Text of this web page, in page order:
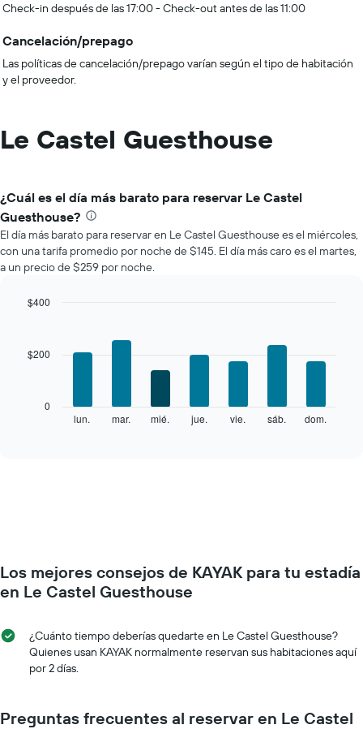
Check-in después de las 17:00 - Check-out antes de las 11:00
Cancelación/prepago
Las políticas de cancelación/prepago varían según el tipo de habitación
y el proveedor.
Le Castel Guesthouse
¿Cuál es el día más barato para reservar Le Castel
Guesthouse?
El día más barato para reservar en Le Castel Guesthouse es el miércoles,
con una tarifa promedio por noche de $145. El día más caro es el martes,
a un precio de $259 por noche.
cada
día
semana
El
gráfico
lun. mar. mié. jue. vie. sáb. dom.
0
$200
$400
Los mejores consejos de KAYAK para tu estadía
en Le Castel Guesthouse
¿Cuánto tiempo deberías quedarte en Le Castel Guesthouse?
Quienes usan KAYAK normalmente reservan sus habitaciones aquí
por 2 días.
Preguntas frecuentes al reservar en Le Castel